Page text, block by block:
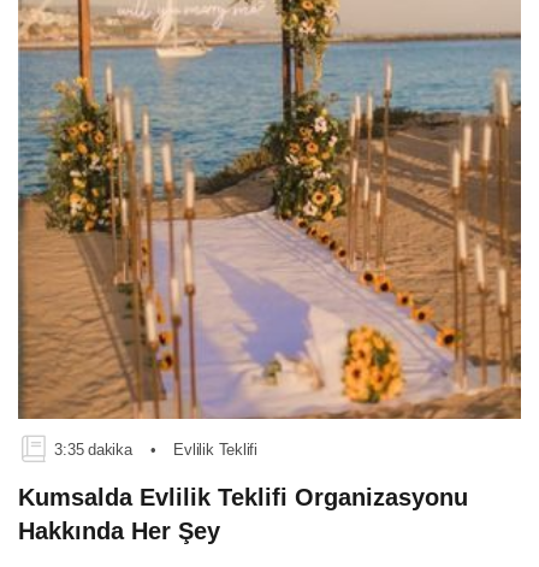
3:35 dakika • Evlilik Teklifi
Kumsalda Evlilik Teklifi Organizasyonu
Hakkında Her Şey